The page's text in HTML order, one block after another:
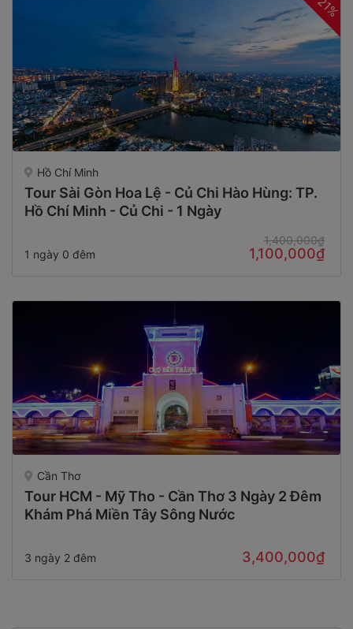
21%
Hồ Chí Minh
Tour Sài Gòn Hoa Lệ - Củ Chi Hào Hùng: TP.
Hồ Chí Minh - Củ Chi - 1 Ngày
1 ngày 0 đêm
1,400,000₫
1,100,000₫
Cần Thơ
Tour HCM - Mỹ Tho - Cần Thơ 3 Ngày 2 Đêm
Khám Phá Miền Tây Sông Nước
3 ngày 2 đêm 3,400,000₫